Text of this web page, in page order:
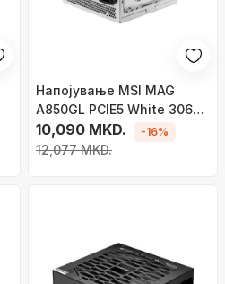
Напојување MSI MAG
A850GL PCIE5 White 306-
7ZP8A24-CE0 , 5W
10,090 MKD.
12,077 MKD.
-16%